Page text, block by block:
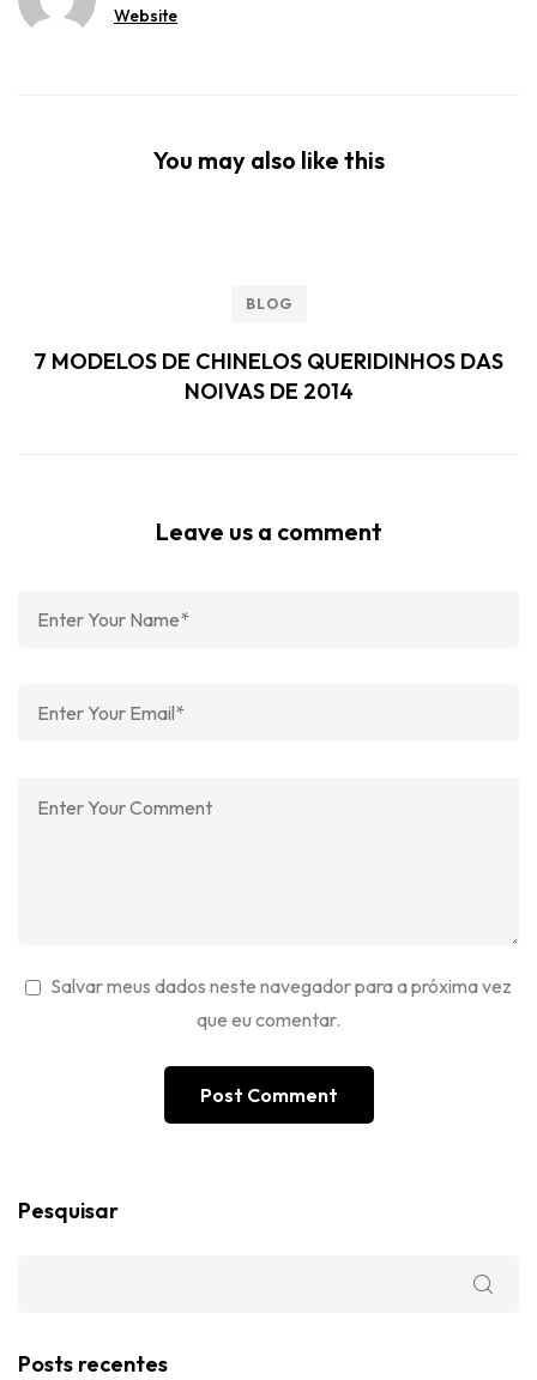
Website
You may also like this
BLOG
7 MODELOS DE CHINELOS QUERIDINHOS DAS
NOIVAS DE 2014
Leave us a comment
Salvar meus dados neste navegador para a próxima vez
que eu comentar.
Pesquisar
Posts recentes